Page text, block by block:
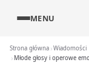
MENU
Strona główna Wiadomości
Młode głosy i operowe